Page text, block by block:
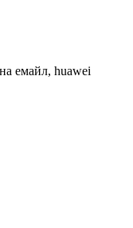
емайл, huawei